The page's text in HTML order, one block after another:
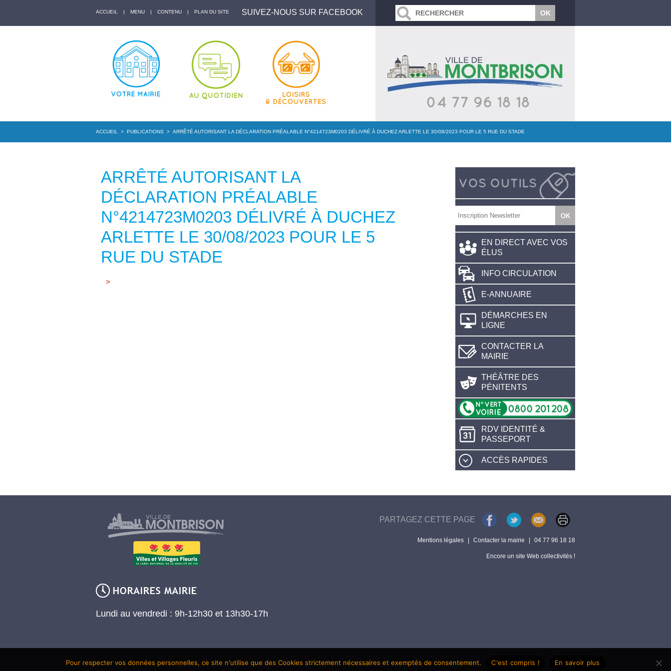
ACCUEIL | MENU | CONTENU | PLAN DU SITE SUIVEZ-NOUS SUR FACEBOOK
ACCUEIL > PUBLICATIONS > ARRÊTÉ AUTORISANT LA DÉCLARATION PRÉALABLE N°4214723M0203 DÉLIVRÉ À DUCHEZ ARLETTE LE 30/08/2023 POUR LE 5 RUE DU STADE
ARRÊTÉ AUTORISANT LA
DÉCLARATION PRÉALABLE
N°4214723M0203 DÉLIVRÉ À DUCHEZ
ARLETTE LE 30/08/2023 POUR LE 5
RUE DU STADE
>
EN DIRECT AVEC VOS
ÉLUS
INFO CIRCULATION
E-ANNUAIRE
DÉMARCHES EN
LIGNE
CONTACTER LA
MAIRIE
THÉÂTRE DES
PÉNITENTS
RDV IDENTITÉ &
PASSEPORT
ACCÈS RAPIDES
Lundi au vendredi : 9h-12h30 et 13h30-17h
PARTAGEZ CETTE PAGE
Mentions légales Contacter la mairie 04 77 96 18 18
Encore un site Web collectivités !
Pour respecter vos données personnelles, ce site n'utilise que des Cookies strictement nécessaires et exemptés de consentement. C'est compris ! En savoir plus